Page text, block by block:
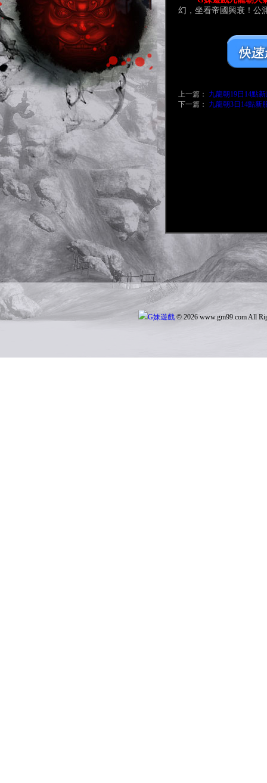
幻，坐看帝國興衰 ！ 公
上一篇：
九龍朝19日14點
下一篇：
九龍朝3日14點新
© 2026 www.gm99.com All